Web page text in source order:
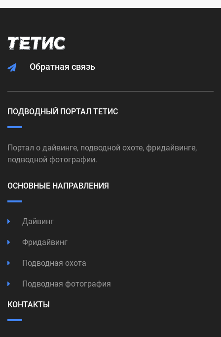
Обратная связь
ПОДВОДНЫЙ ПОРТАЛ ТЕТИС
Портал о дайвинге, подводной охоте, фридайвинге,
подводной фотографии.
ОСНОВНЫЕ НАПРАВЛЕНИЯ
Дайвинг
Фридайвинг
Подводная охота
Подводная фотография
КОНТАКТЫ